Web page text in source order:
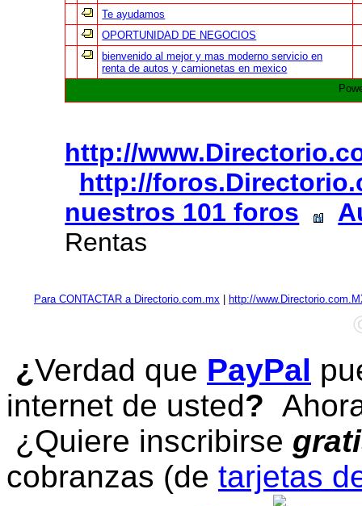
Te ayudamos
OPORTUNIDAD DE NEGOCIOS
bienvenido al mejor y mas moderno servicio en
renta de autos y camionetas en mexico
http://
http://
nuestros 101 foros
Rentas
Para CONTACTAR a Directorio.com.mx | http://
¿Verdad que PayPal
internet de usted?
¿Quiere inscribirse
cobranzas (de tarjetas